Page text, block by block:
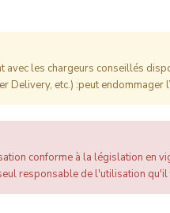
les chargeurs conseillés
Delivery, etc.) :peut
conforme à la législation en
responsable de l'utilisation qu'il